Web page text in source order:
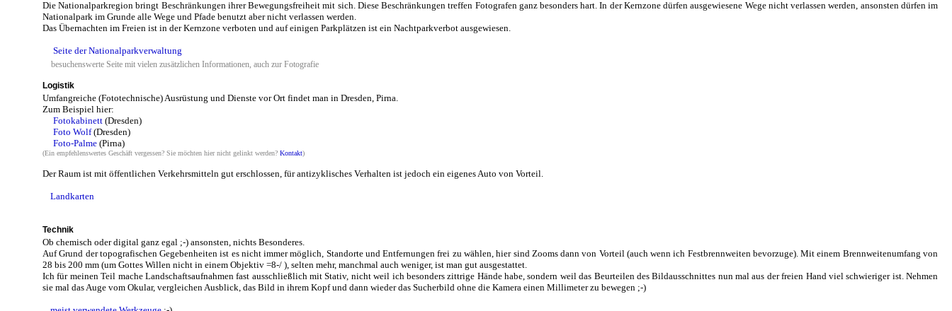
Die Nationalparkregion bringt Beschränkungen ihrer Bewegungsfreiheit mit sich. Diese Beschränkungen treffen Fotografen ganz besonders hart. In der Kernzone dürfen ausgewiesene Wege nicht verlassen werden, ansonsten dürfen im
Nationalpark im Grunde alle Wege und Pfade benutzt aber nicht verlassen werden.
Das Übernachten im Freien ist in der Kernzone verboten und auf einigen Parkplätzen ist ein Nachtparkverbot ausgewiesen.
Seite der Nationalparkverwaltung
besuchenswerte Seite mit vielen zusätzlichen Informationen, auch zur Fotografie
Logistik
Umfangreiche (Fototechnische) Ausrüstung und Dienste vor Ort findet man in Dresden, Pirna.
Zum Beispiel hier:
Fotokabinett (Dresden)
Foto Wolf(Dresden)
Foto-Palme (Pirna)
(Ein empfehlenswertes Geschäft vergessen? Sie möchten hier nicht gelinkt werden? Kontakt)
Der Raum ist mit öffentlichen Verkehrsmitteln gut erschlossen, für antizyklisches Verhalten ist jedoch ein eigenes Auto von Vorteil.
Landkarten
Technik
Ob chemisch oder digital ganz egal ;-) ansonsten, nichts Besonderes.
Auf Grund der topografischen Gegebenheiten ist es nicht immer möglich, Standorte und Entfernungen frei zu wählen, hier sind Zooms dann von Vorteil (auch wenn ich Festbrennweiten bevorzuge). Mit einem Brennweitenumfang von
28 bis 200 mm (um Gottes Willen nicht in einem Objektiv =8-/ ), selten mehr, manchmal auch weniger, ist man gut ausgestattet.
Ich für meinen Teil mache Landschaftsaufnahmen fast ausschließlich mit Stativ, nicht weil ich besonders zittrige Hände habe, sondern weil das Beurteilen des Bildausschnittes nun mal aus der freien Hand viel schwieriger ist. Nehmen
sie mal das Auge vom Okular, vergleichen Ausblick, das Bild in ihrem Kopf und dann wieder das Sucherbild ohne die Kamera einen Millimeter zu bewegen ;-)